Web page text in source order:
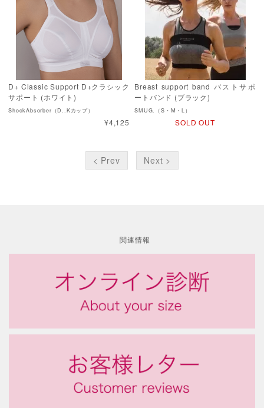
D+ Classic Support D+クラシック
サポート (ホワイト)
ShockAbsorber（D..Kカップ）
¥4,125
Breast support band バストサポ
ートバンド (ブラック)
SMUG.（S・M・L）
SOLD OUT
< Prev Next >
関連情報